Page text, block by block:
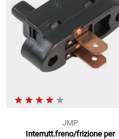
JMP
Interrutt.freno/frizione per